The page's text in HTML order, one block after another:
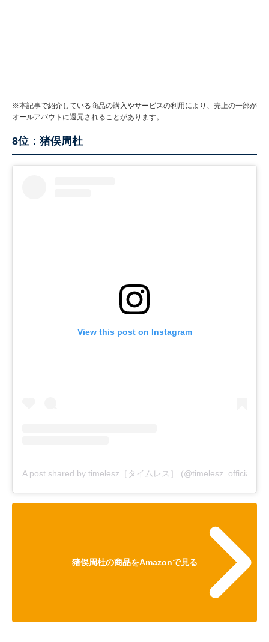
※本記事で紹介している商品の購入やサービスの利用により、売上の一部が
オールアバウトに還元されることがあります。
8位：猪俣周杜
View this post on Instagram
A post shared by timelesz［タイムレス］ (@timelesz_official)
猪俣周杜の商品をAmazonで見る